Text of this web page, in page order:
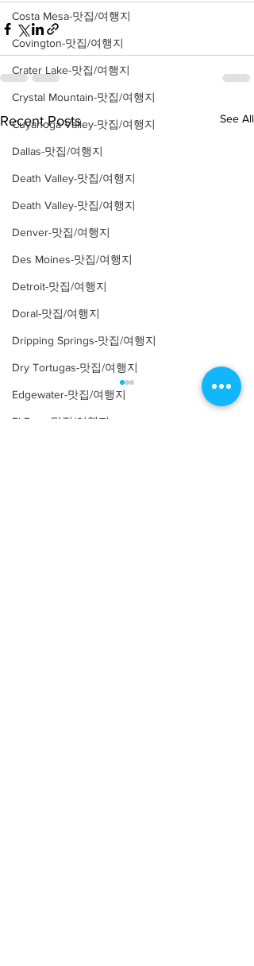
Costa Mesa-맛집/여행지
Covington-맛집/여행지
Crater Lake-맛집/여행지
Crystal Mountain-맛집/여행지
Cuyahoga Valley-맛집/여행지
Dallas-맛집/여행지
Death Valley-맛집/여행지
Death Valley-맛집/여행지
Denver-맛집/여행지
Des Moines-맛집/여행지
Detroit-맛집/여행지
Doral-맛집/여행지
Dripping Springs-맛집/여행지
Dry Tortugas-맛집/여행지
Edgewater-맛집/여행지
El Paso-맛집/여행지
Recent Posts See All